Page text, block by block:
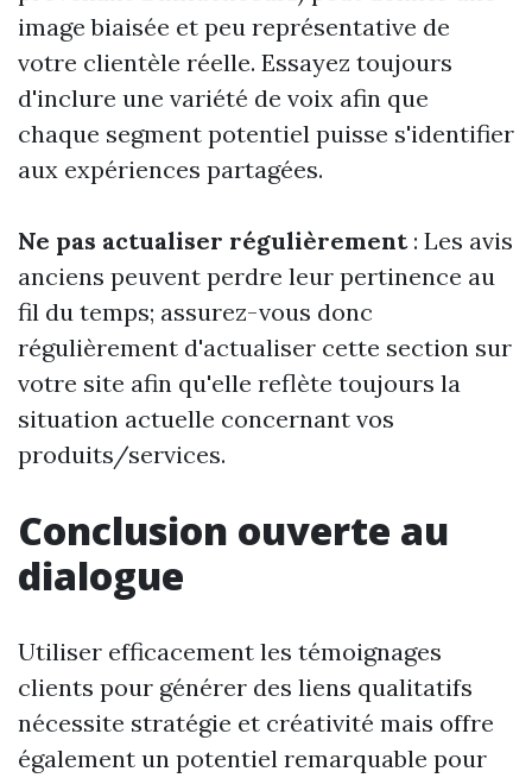
image biaisée et peu représentative de
votre clientèle réelle. Essayez toujours
d'inclure une variété de voix afin que
chaque segment potentiel puisse s'identifier
aux expériences partagées.
Ne pas actualiser régulièrement: Les avis
anciens peuvent perdre leur pertinence au
fil du temps; assurez-vous donc
régulièrement d'actualiser cette section sur
votre site afin qu'elle reflète toujours la
situation actuelle concernant vos
produits/services.
Conclusion ouverte au
dialogue
Utiliser efficacement les témoignages
clients pour générer des liens qualitatifs
nécessite stratégie et créativité mais offre
également un potentiel remarquable pour